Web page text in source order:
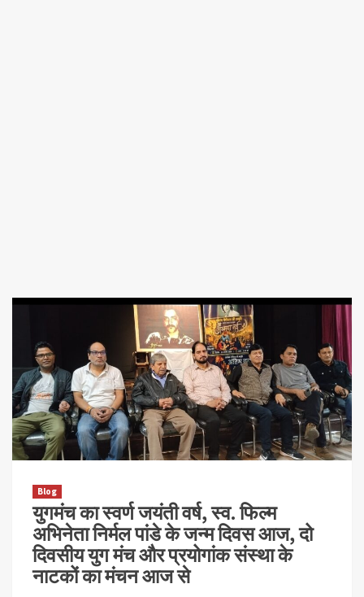
Blog
युगमंच का स्वर्ण जयंती वर्ष, स्व. फिल्म
अभिनेता निर्मल पांडे के जन्म दिवस आज, दो
दिवसीय युग मंच और प्रयोगांक संस्था के
नाटकों का मंचन आज से